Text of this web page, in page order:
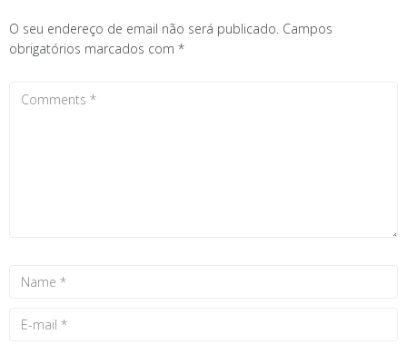
O seu endereço de email não será publicado. Campos
obrigatórios marcados com *